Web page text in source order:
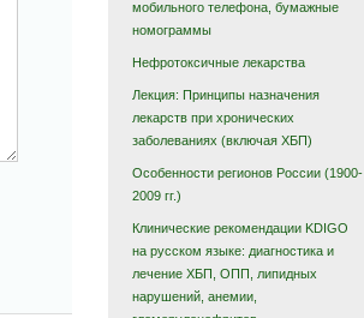
мобильного телефона, бумажные
номограммы
Нефротоксичные лекарства
Лекция: Принципы назначения
лекарств при хронических
заболеваниях (включая ХБП)
Особенности регионов России (1900-
2009 гг.)
Клинические рекомендации KDIGO
на русском языке: диагностика и
лечение ХБП, ОПП, липидных
нарушений, анемии,